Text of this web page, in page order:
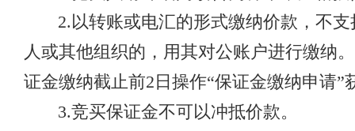
2.以转账或电汇的形式缴纳价款，不
人或其他组织的，用其对公账户进行缴纳
证金缴纳截止前2日操作“保证金缴纳申请
3.竞买保证金不可以冲抵价款。